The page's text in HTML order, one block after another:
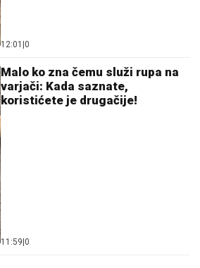
12:01 0
Malo ko zna čemu služi rupa na
varjači: Kada saznate,
koristićete je drugačije!
11:59 0